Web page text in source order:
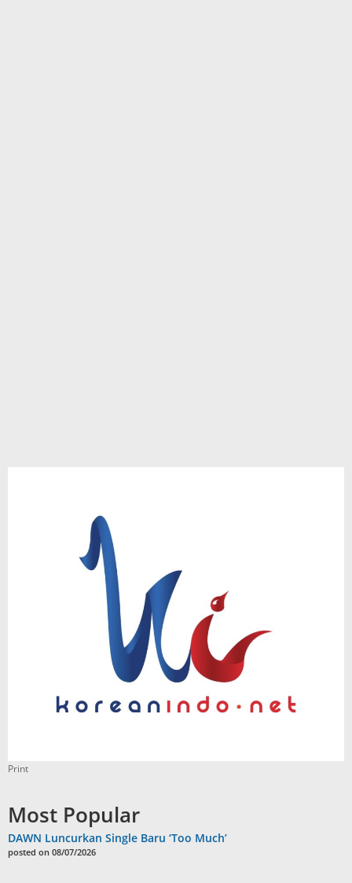
Print
Most Popular
DAWN Luncurkan Single Baru ‘Too Much’
posted on 08/07/2026